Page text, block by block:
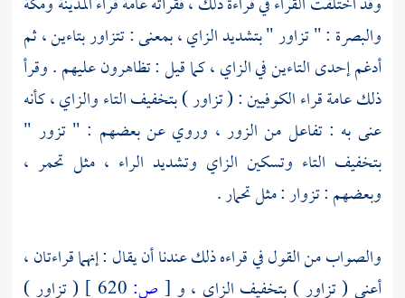
والبصرة : " تزاور " بتشديد الزاي ، بمعنى : تتزاور بتاءين ، ثم
أدغم إحدى التاءين في الزاي ، كما قيل : تظاهرون عليهم . وقرأ
ذلك عامة قراءالكوفيين: ( تزاور ) بتخفيف التاء والزاي ، كأنه
عنى به : تفاعل من الزور ، وروي عن بعضهم : " تزور "
بتخفيف التاء وتسكين الزاي وتشديد الراء ، مثل تحمر ،
وبعضهم : تزوار : مثل تحمار .
والصواب من القول في قراءه ذلك عندنا أن يقال : إنهما قراءتان ،
أعني ( تزاور ) بتخفيف الزاي ، و [ ص:
( تزاور )